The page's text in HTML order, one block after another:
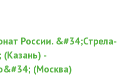
России. &#34;Стрела-
-
(Москва)